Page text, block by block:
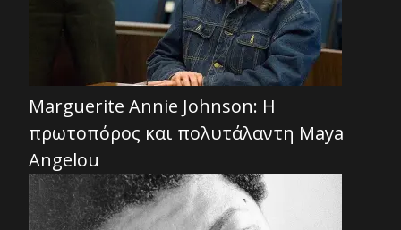
Marguerite Annie Johnson: Η
πρωτοπόρος και πολυτάλαντη Maya
Angelou